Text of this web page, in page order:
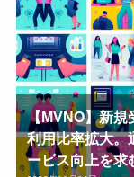
【MVNO】新規
利用比率拡大。
ービス向上を求